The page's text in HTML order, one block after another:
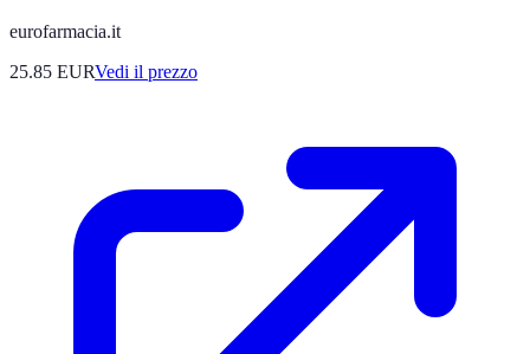
eurofarmacia.it
25.85 EURVedi il prezzo